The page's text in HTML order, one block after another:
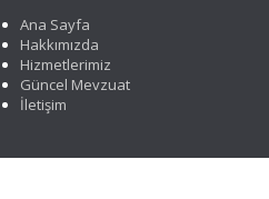
Ana Sayfa
Hakkımızda
Hizmetlerimiz
Güncel Mevzuat
İletişim